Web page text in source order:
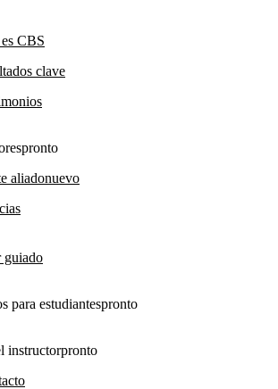
CBS
clave
pronto
aliadonuevo
guiado
para estudiantespronto
instructorpronto